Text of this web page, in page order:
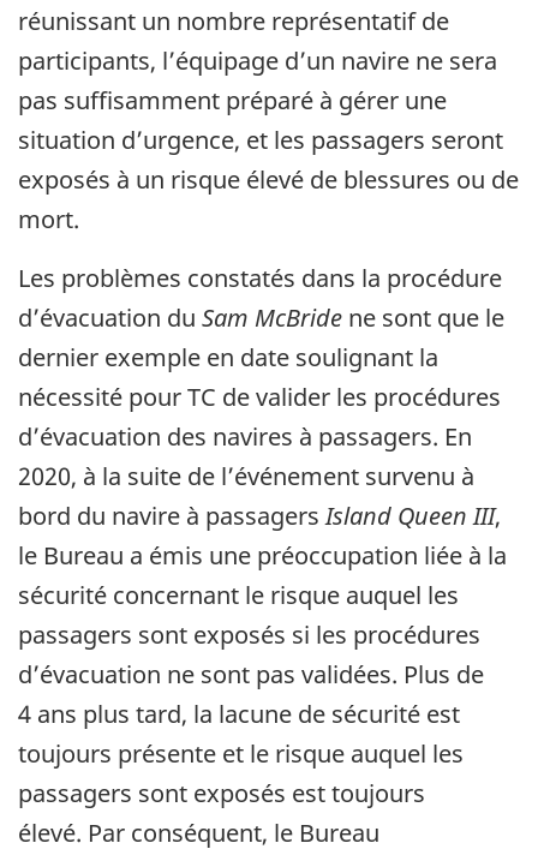
réunissant un nombre représentatif de
participants, l’équipage d’un navire ne sera
pas suffisamment préparé à gérer une
situation d’urgence, et les passagers seront
exposés à un risque élevé de blessures ou de
mort.
Les problèmes constatés dans la procédure
d’évacuation du Sam McBride ne sont que le
dernier exemple en date soulignant la
nécessité pour TC de valider les procédures
d’évacuation des navires à passagers. En
2020, à la suite de l’événement survenu à
bord du navire à passagersIsland Queen III,
le Bureau a émis une préoccupation liée à la
sécurité concernant le risque auquel les
passagers sont exposés si les procédures
d’évacuation ne sont pas validées. Plus de
4 ans plus tard, la lacune de sécurité est
toujours présente et le risque auquel les
passagers sont exposés est toujours
élevé. Par conséquent, le Bureau